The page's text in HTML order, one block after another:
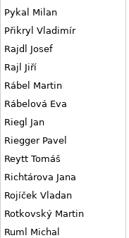
Pykal Milan
Přikryl Vladimír
Rajdl Josef
Rajl Jiří
Rábel Martin
Rábelová Eva
Riegl Jan
Riegger Pavel
Reytt Tomáš
Richtárova Jana
Rojíček Vladan
Rotkovský Martin
Ruml Michal